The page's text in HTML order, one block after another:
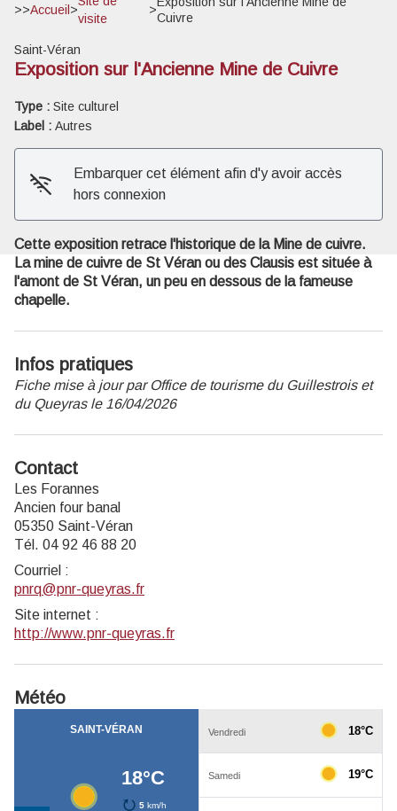
>>Accueil >
visite
>
Cuivre
Saint-Véran
Exposition sur l'Ancienne Mine de Cuivre
Type : Site culturel
Label : Autres
Embarquer cet élément afin d'y avoir accès
hors connexion
Cette exposition retrace l'historique de la Mine de cuivre.
La mine de cuivre de St Véran ou des Clausis est située à
l'amont de St Véran, un peu en dessous de la fameuse
chapelle.
Infos pratiques
Fiche mise à jour par Office de tourisme du Guillestrois et
du Queyras le 16/04/2026
Contact
Les Forannes
Ancien four banal
05350 Saint-Véran
Tél. 04 92 46 88 20
Courriel :
pnrq@pnr-queyras.fr
Site internet :
http://www.pnr-queyras.fr
Météo